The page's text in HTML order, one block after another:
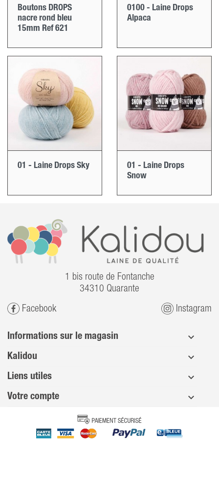
Boutons DROPS
nacre rond bleu
15mm Ref 621
0100 - Laine Drops
Alpaca
01 - Laine Drops Sky
01 - Laine Drops
Snow
1 bis route de Fontanche
34310 Quarante
Facebook Instagram
Informations sur le magasin
Kalidou
Liens utiles
Votre compte